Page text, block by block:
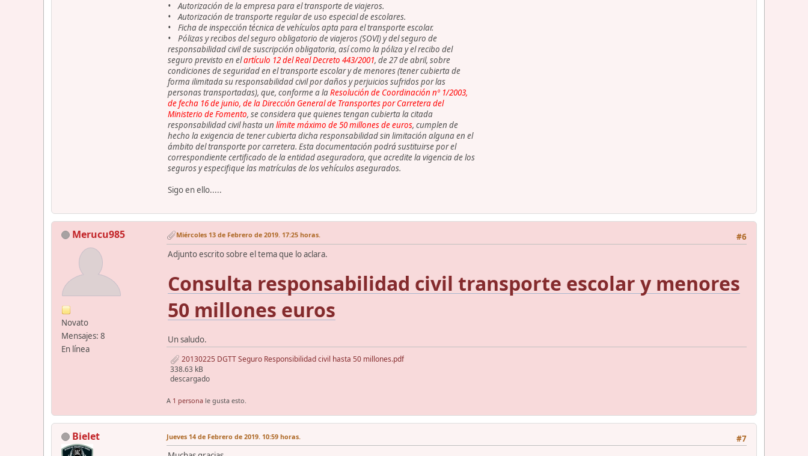
• Autorización de la empresa para el transporte de viajeros.
• Autorización de transporte regular de uso especial de escolares.
• Ficha de inspección técnica de vehículos apta para el transporte escolar.
• Pólizas y recibos del seguro obligatorio de viajeros (SOVI) y del seguro de
responsabilidad civil de suscripción obligatoria, así como la póliza y el recibo del
seguro previsto en elartículo 12 del Real Decreto 443/2001, de 27 de abril, sobre
condiciones de seguridad en el transporte escolar y de menores (tener cubierta de
forma ilimitada su responsabilidad civil por daños y perjuicios sufridos por las
personas transportadas), que, conforme a laResolución de Coordinación nº 1/2003,
de fecha 16 de junio, de la Dirección General de Transportes por Carretera del
Ministerio de Fomento, se considera que quienes tengan cubierta la citada
responsabilidad civil hasta un límite máximo de 50 millones de euros, cumplen de
hecho la exigencia de tener cubierta dicha responsabilidad sin limitación alguna en el
ámbito del transporte por carretera. Esta documentación podrá sustituirse por el
correspondiente certificado de la entidad aseguradora, que acredite la vigencia de los
seguros y especifique las matrículas de los vehículos asegurados.
Sigo en ello.....
Merucu985
Novato
Mensajes: 8
En línea
#6
Miércoles 13 de Febrero de 2019. 17:25 horas.
Adjunto escrito sobre el tema que lo aclara.
Consulta responsabilidad civil transporte escolar y menores
50 millones euros
Un saludo.
20130225 DGTT Seguro Responsibilidad civil hasta 50 millones.pdf
338.63 kB
descargado
A 1 persona le gusta esto.
Bielet #7
Jueves 14 de Febrero de 2019. 10:59 horas.